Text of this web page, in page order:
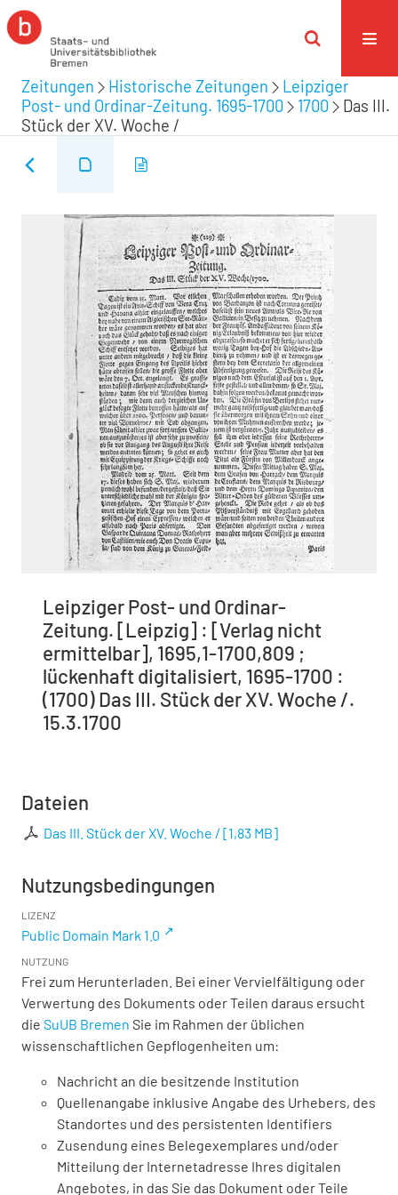
Zeitungen Historische Zeitungen
Leipziger
Post- und Ordinar-Zeitung. 1695-1700
1700
Das III.
Stück der XV. Woche /
Leipziger Post- und Ordinar-
Zeitung. [Leipzig] : [Verlag nicht
ermittelbar], 1695,1-1700,809 ;
lückenhaft digitalisiert, 1695-1700 :
(1700) Das III. Stück der XV. Woche /.
15.3.1700
Dateien
Das III. Stück der XV. Woche / [1,83 MB]
Nutzungsbedingungen
LIZENZ
Public Domain Mark 1.0
NUTZUNG
Frei zum Herunterladen. Bei einer Vervielfältigung oder
Verwertung des Dokuments oder Teilen daraus ersucht
die SuUB Bremen Sie im Rahmen der üblichen
wissenschaftlichen Gepflogenheiten um:
Nachricht an die besitzende Institution
Quellenangabe inklusive Angabe des Urhebers, des
Standortes und des persistenten Identifiers
Zusendung eines Belegexemplares und/oder
Mitteilung der Internetadresse Ihres digitalen
Angebotes, in das Sie das Dokument oder Teile